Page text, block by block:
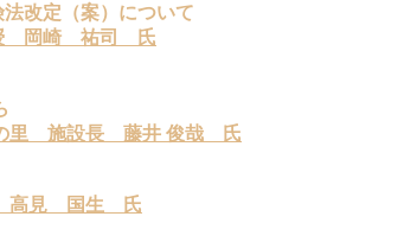
改定（案）について
岡崎 祐司 氏
の里 施設長 藤井 俊哉 氏
高見 国生 氏